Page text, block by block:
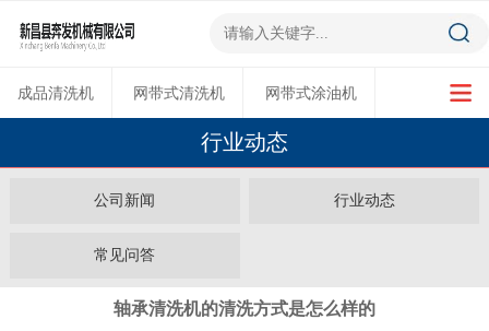
成品清洗机 网带式清洗机 网带式涂油机
多功能烘干机行业动态
公司新闻 行业动态
常见问答
轴承清洗机的清洗方式是怎么样的